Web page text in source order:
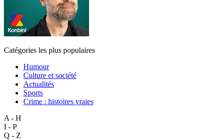
Catégories les plus populaires
Humour
Culture et société
Actualités
Sports
Crime : histoires vraies
A - H
I - P
Q - Z